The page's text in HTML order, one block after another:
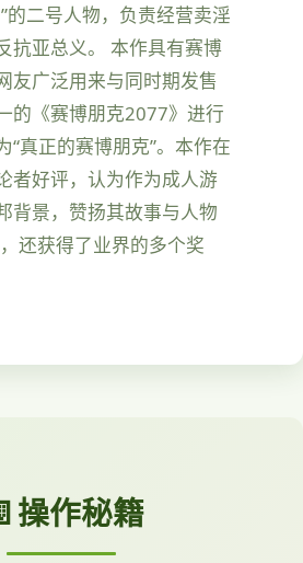
的二号人物，负责经营卖淫
抗亚总义。 本作具有赛博
友广泛用来与同时期发售
的《赛博朋克2077》进行
“真正的赛博朋克”。本作在
者好评，认为作为成人游
背景，赞扬其故事与人物
还获得了业界的多个奖
操作秘籍